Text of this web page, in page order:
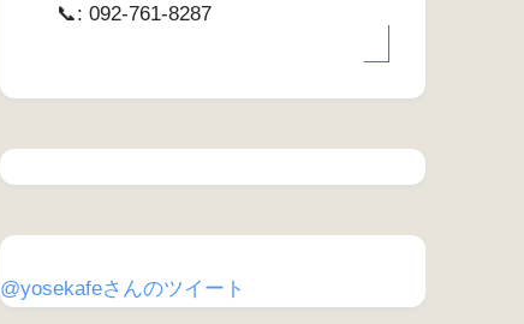
📞: 092-761-8287
@yosekafeさんのツイート